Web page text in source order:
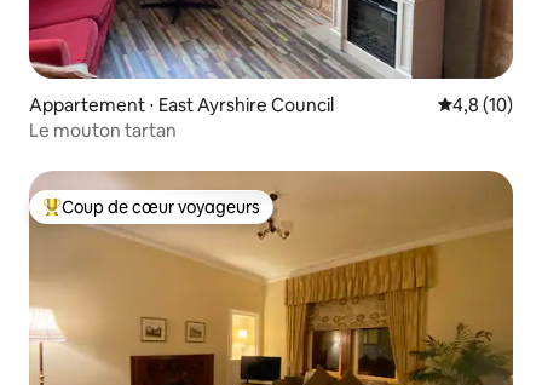
Appartement ⋅ East Ayrshire Council Évaluation
4,8 (10)
Le mouton tartan
Coups de cœur voyageurs les plus appréciés
Coup de cœur voyageurs